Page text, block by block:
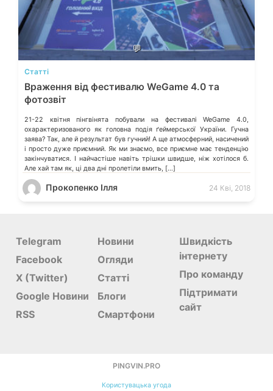
💬
Статті
Враження від фестивалю WeGame 4.0 та
фотозвіт
21-22 квітня пінгвінята побували на фестивалі WeGame 4.0,
охарактеризованого як головна подія ґеймерської України. Гучна
заява? Так, але й результат був гучний! А ще атмосферний, насичений
і просто дуже приємний. Як ми знаємо, все приємне має тенденцію
закінчуватися. І найчастіше навіть трішки швидше, ніж хотілося б.
Але хай там як, ці два дні пролетіли вмить, […]
Прокопенко Ілля 24 Кві, 2018
Telegram
Facebook
X (Twitter)
Google Новини
RSS
Новини
Огляди
Статті
Блоги
Смартфони
Швидкість
інтернету
Про команду
Підтримати
сайт
PINGVIN.PRO
Користувацька угода